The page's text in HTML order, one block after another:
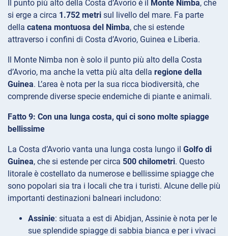
Il punto più alto della Costa d’Avorio è il Monte Nimba, che
si erge a circa 1.752 metri sul livello del mare. Fa parte
della catena montuosa del Nimba, che si estende
attraverso i confini di Costa d’Avorio, Guinea e Liberia.
Il Monte Nimba non è solo il punto più alto della Costa
d’Avorio, ma anche la vetta più alta della regione della
Guinea. L’area è nota per la sua ricca biodiversità, che
comprende diverse specie endemiche di piante e animali.
Fatto 9: Con una lunga costa, qui ci sono molte spiagge
bellissime
La Costa d’Avorio vanta una lunga costa lungo il Golfo di
Guinea, che si estende per circa 500 chilometri. Questo
litorale è costellato da numerose e bellissime spiagge che
sono popolari sia tra i locali che tra i turisti. Alcune delle più
importanti destinazioni balneari includono:
Assinie: situata a est di Abidjan, Assinie è nota per le
sue splendide spiagge di sabbia bianca e per i vivaci